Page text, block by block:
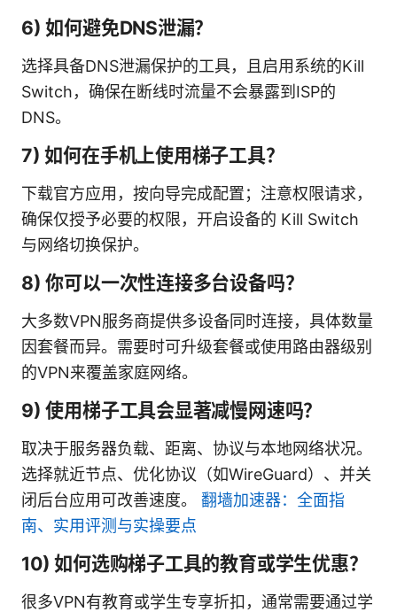
6) 如何避免DNS泄漏？
选择具备DNS泄漏保护的工具，且启用系统的Kill
Switch，确保在断线时流量不会暴露到ISP的
DNS。
7) 如何在手机上使用梯子工具？
下载官方应用，按向导完成配置；注意权限请求，
确保仅授予必要的权限，开启设备的 Kill Switch
与网络切换保护。
8) 你可以一次性连接多台设备吗？
大多数VPN服务商提供多设备同时连接，具体数量
因套餐而异。需要时可升级套餐或使用路由器级别
的VPN来覆盖家庭网络。
9) 使用梯子工具会显著减慢网速吗？
取决于服务器负载、距离、协议与本地网络状况。
选择就近节点、优化协议（如WireGuard）、并关
闭后台应用可改善速度。 翻墙加速器：全面指
南、实用评测与实操要点
10) 如何选购梯子工具的教育或学生优惠？
很多VPN有教育或学生专享折扣，通常需要通过学